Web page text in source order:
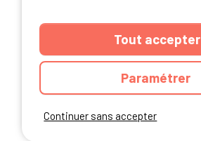
Continuer sans accepter
Tout accepter
Paramétrer